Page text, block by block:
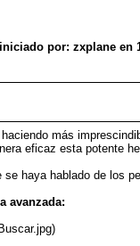
por: zxplane en
más
eficaz esta potente
haya hablado de los
avanzada: